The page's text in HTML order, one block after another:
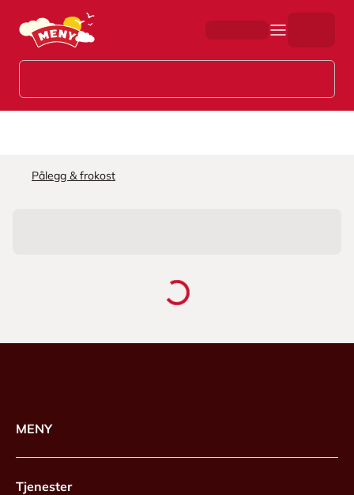
Hopp til hovedinnhold
Pålegg & frokost
MENY
Tjenester